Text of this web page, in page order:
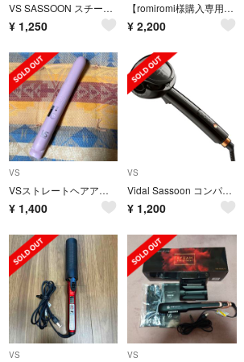
VS SASSOON スチームストレートアイロン VSS-3002/KJ
¥ 1,250
【romiromi様購入専用】ヘアアイロン コテ32mm VS
¥ 2,200
VS
VSストレートヘアアイロン ミニ
¥ 1,400
VS
Vidal Sassoon コンパクトオートカールヘアアイロン VSA-11…
¥ 1,200
VS VS